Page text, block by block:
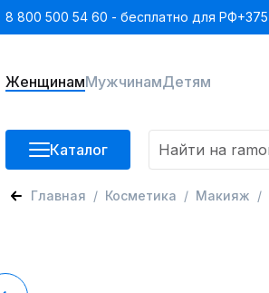
8 800 500 54 60 - бесплатно для РФ
ЖенщинамМужчинамДетям
Каталог
Главная Косметика Макияж